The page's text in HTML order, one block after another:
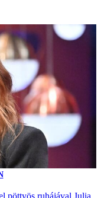
pöttyös ruhájával Julia